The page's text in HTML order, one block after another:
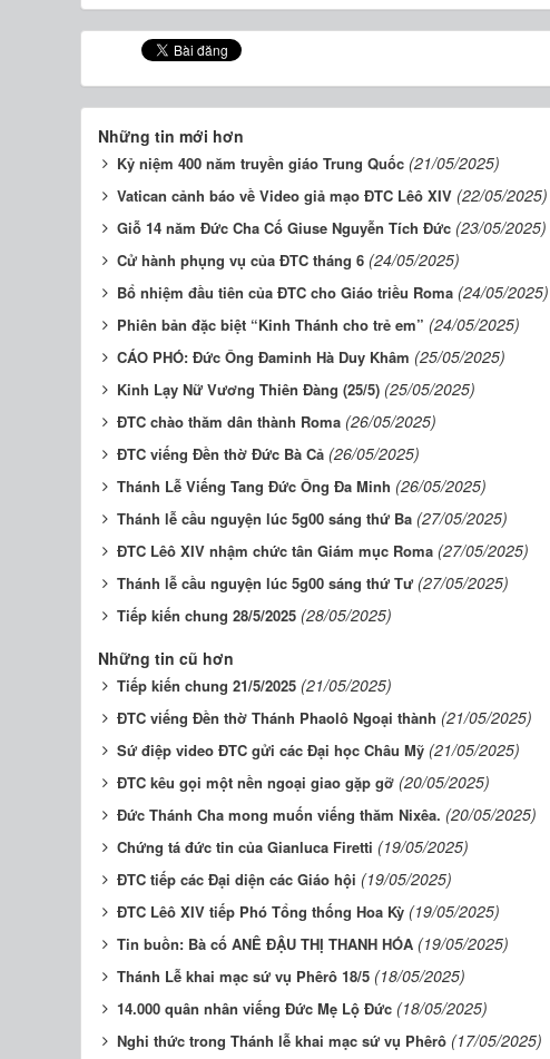
Những tin mới hơn
Kỷ niệm 400 năm truyền giáo Trung Quốc (21/05/2025)
Vatican cảnh báo về Video giả mạo ĐTC Lêô XIV (22/05/2025)
Giỗ 14 năm Đức Cha Cố Giuse Nguyễn Tích Đức (23/05/2025)
Cử hành phụng vụ của ĐTC tháng 6 (24/05/2025)
Bổ nhiệm đầu tiên của ĐTC cho Giáo triều Roma (24/05/2025)
Phiên bản đặc biệt “Kinh Thánh cho trẻ em” (24/05/2025)
CÁO PHÓ: Đức Ông Đaminh Hà Duy Khâm (25/05/2025)
Kinh Lạy Nữ Vương Thiên Đàng (25/5) (25/05/2025)
ĐTC chào thăm dân thành Roma (26/05/2025)
ĐTC viếng Đền thờ Đức Bà Cả (26/05/2025)
Thánh Lễ Viếng Tang Đức Ông Đa Minh (26/05/2025)
Thánh lễ cầu nguyện lúc 5g00 sáng thứ Ba (27/05/2025)
ĐTC Lêô XIV nhậm chức tân Giám mục Roma (27/05/2025)
Thánh lễ cầu nguyện lúc 5g00 sáng thứ Tư (27/05/2025)
Tiếp kiến chung 28/5/2025 (28/05/2025)
Những tin cũ hơn
Tiếp kiến chung 21/5/2025 (21/05/2025)
ĐTC viếng Đền thờ Thánh Phaolô Ngoại thành (21/05/2025)
Sứ điệp video ĐTC gửi các Đại học Châu Mỹ (21/05/2025)
ĐTC kêu gọi một nền ngoại giao gặp gỡ (20/05/2025)
Đức Thánh Cha mong muốn viếng thăm Nixêa. (20/05/2025)
Chứng tá đức tin của Gianluca Firetti (19/05/2025)
ĐTC tiếp các Đại diện các Giáo hội (19/05/2025)
ĐTC Lêô XIV tiếp Phó Tổng thống Hoa Kỳ (19/05/2025)
Tin buồn: Bà cố ANÊ ĐẬU THỊ THANH HÓA (19/05/2025)
Thánh Lễ khai mạc sứ vụ Phêrô 18/5 (18/05/2025)
14.000 quân nhân viếng Đức Mẹ Lộ Đức (18/05/2025)
Nghi thức trong Thánh lễ khai mạc sứ vụ Phêrô (17/05/2025)